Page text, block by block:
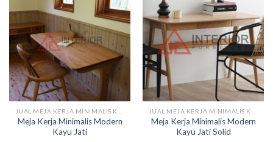
JUAL MEJA KERJA MINIMALIS KAYU
Meja Kerja Minimalis Modern
Kayu Jati
JUAL MEJA KERJA MINIMALIS KAYU
Meja Kerja Minimalis Modern
Kayu Jati Solid